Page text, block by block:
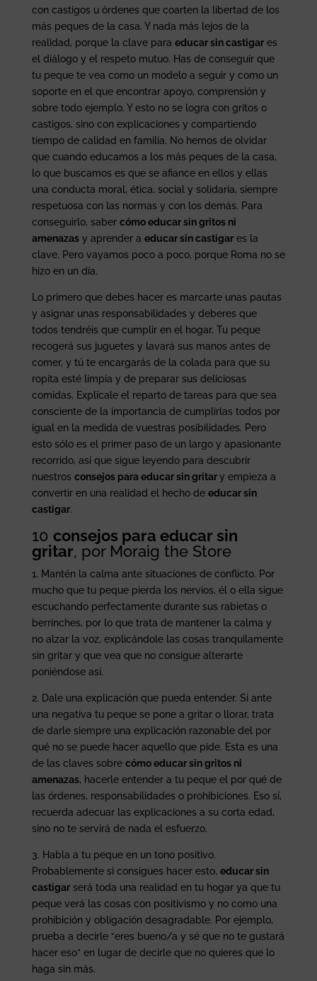
con castigos u órdenes que coarten la libertad de los
más peques de la casa. Y nada más lejos de la
realidad, porque la clave para educar sin castigares
el diálogo y el respeto mutuo. Has de conseguir que
tu peque te vea como un modelo a seguir y como un
soporte en el que encontrar apoyo, comprensión y
sobre todo ejemplo. Y esto no se logra con gritos o
castigos, sino con explicaciones y compartiendo
tiempo de calidad en familia. No hemos de olvidar
que cuando educamos a los más peques de la casa,
lo que buscamos es que se afiance en ellos y ellas
una conducta moral, ética, social y solidaria, siempre
respetuosa con las normas y con los demás. Para
conseguirlo, saber cómo educar sin gritos ni
amenazasy aprender a educar sin castigares la
clave. Pero vayamos poco a poco, porque Roma no se
hizo en un día.
Lo primero que debes hacer es marcarte unas pautas
y asignar unas responsabilidades y deberes que
todos tendréis que cumplir en el hogar. Tu peque
recogerá sus juguetes y lavará sus manos antes de
comer, y tú te encargarás de la colada para que su
ropita esté limpia y de preparar sus deliciosas
comidas. Explícale el reparto de tareas para que sea
consciente de la importancia de cumplirlas todos por
igual en la medida de vuestras posibilidades. Pero
esto sólo es el primer paso de un largo y apasionante
recorrido, así que sigue leyendo para descubrir
nuestros consejos para educar sin gritary empieza a
convertir en una realidad el hecho de educar sin
castigar.
10 consejos para educar sin
gritar, por Moraig the Store
1. Mantén la calma ante situaciones de conflicto. Por
mucho que tu peque pierda los nervios, él o ella sigue
escuchando perfectamente durante sus rabietas o
berrinches, por lo que trata de mantener la calma y
no alzar la voz, explicándole las cosas tranquilamente
sin gritar y que vea que no consigue alterarte
poniéndose así.
2. Dale una explicación que pueda entender. Si ante
una negativa tu peque se pone a gritar o llorar, trata
de darle siempre una explicación razonable del por
qué no se puede hacer aquello que pide. Esta es una
de las claves sobre cómo educar sin gritos ni
amenazas, hacerle entender a tu peque el por qué de
las órdenes, responsabilidades o prohibiciones. Eso sí,
recuerda adecuar las explicaciones a su corta edad,
sino no te servirá de nada el esfuerzo.
3. Habla a tu peque en un tono positivo.
Probablemente si consigues hacer esto, educar sin
castigarserá toda una realidad en tu hogar ya que tu
peque verá las cosas con positivismo y no como una
prohibición y obligación desagradable. Por ejemplo,
prueba a decirle “eres bueno/a y sé que no te gustará
hacer eso” en lugar de decirle que no quieres que lo
haga sin más.